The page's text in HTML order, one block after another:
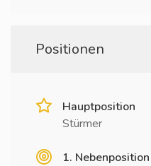
Positionen
Hauptposition
Stürmer
1. Nebenposition